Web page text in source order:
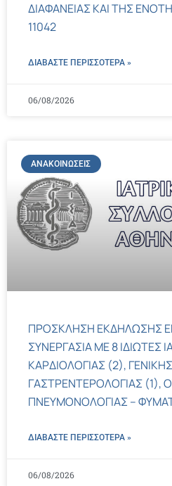
ΔΙΑΦΑΝΕΙΑΣ ΚΑΙ ΤΗΣ
11042
ΔΙΑΒΑΣΤΕ ΠΕΡΙΣΣΌΤΕΡΑ »
06/08/2026
ΑΝΑΚΟΙΝΏΣΕΙΣ
ΠΡΟΣΚΛΗΣΗ ΕΚΔΗΛΩΣΗΣ
ΣΥΝΕΡΓΑΣΙΑ ΜΕ 8 ΙΔΙΩΤΕΣ
ΚΑΡΔΙΟΛΟΓΙΑΣ (2),
ΓΑΣΤΡΕΝΤΕΡΟΛΟΓΙΑΣ (1),
ΠΝΕΥΜΟΝΟΛΟΓΙΑΣ –
ΔΙΑΒΑΣΤΕ ΠΕΡΙΣΣΌΤΕΡΑ »
06/08/2026